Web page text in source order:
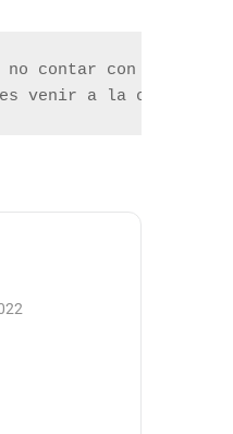
no contar con
venir a la cata y